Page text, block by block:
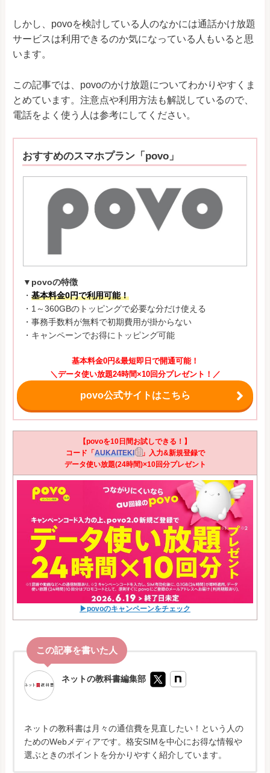
しかし、povoを検討している人のなかには通話かけ放題
サービスは利用できるのか気になっている人もいると思
います。
この記事では、povoのかけ放題についてわかりやすくま
とめています。注意点や利用方法も解説しているので、
電話をよく使う人は参考にしてください。
おすすめのスマホプラン「povo」
▼povoの特徴
・ 基本料金0円で利用可能！
・1～360GBのトッピングで必要な分だけ使える
・事務手数料が無料で初期費用が掛からない
・キャンペーンでお得にトッピング可能
基本料金0円&最短即日で開通可能！
＼データ使い放題24時間×10回分プレゼント！／
povo公式サイトはこちら
【povoを10日間お試しできる！】
コード「AUKAITEKI
」入力&新規登録で
データ使い放題(24時間)×10回分プレゼント
▶povoのキャンペーンをチェック
ネットの教科書編集部
ネットの教科書は月々の通信費を見直したい！という人の
ためのWebメディアです。格安SIMを中心にお得な情報や
選ぶときのポイントを分かりやすく紹介しています。